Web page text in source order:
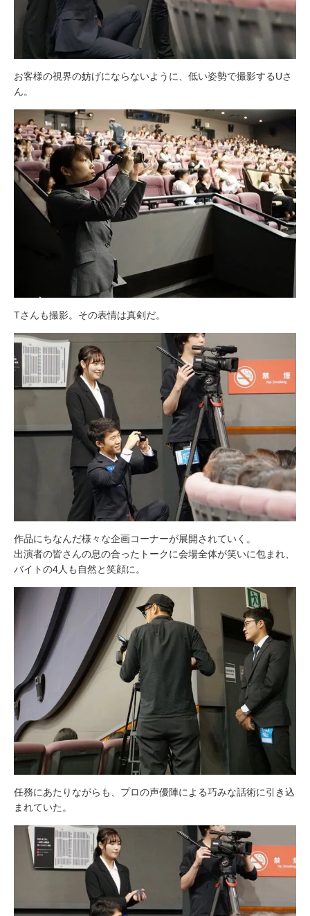
お客様の視界の妨げにならないように、低い姿勢で撮影するUさ
ん。
Tさんも撮影。その表情は真剣だ。
作品にちなんだ様々な企画コーナーが展開されていく。
出演者の皆さんの息の合ったトークに会場全体が笑いに包まれ、
バイトの4人も自然と笑顔に。
任務にあたりながらも、プロの声優陣による巧みな話術に引き込
まれていた。